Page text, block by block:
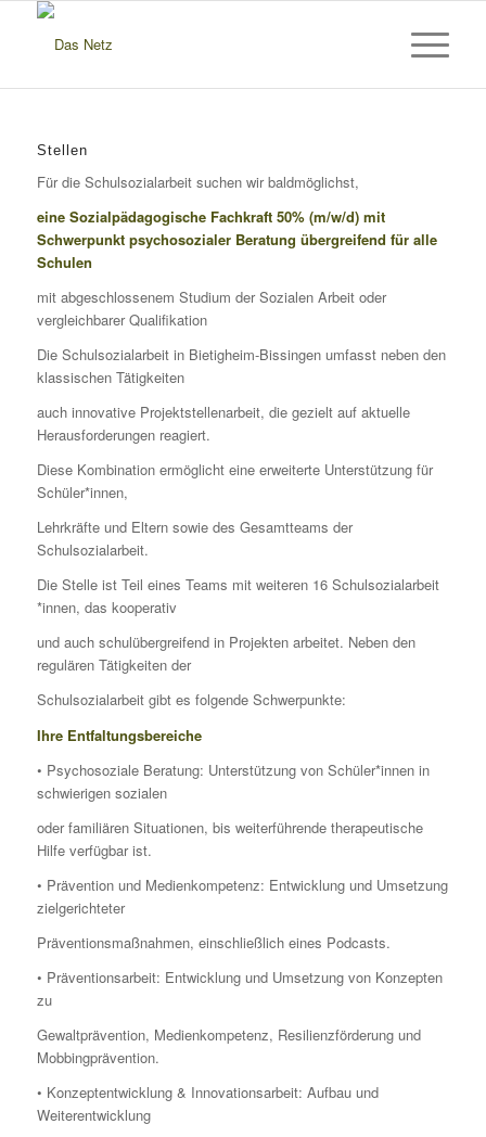
Stellen
Für die Schulsozialarbeit suchen wir baldmöglichst,
eine Sozialpädagogische Fachkraft 50% (m/w/d) mit
Schwerpunkt psychosozialer Beratung übergreifend für alle
Schulen
mit abgeschlossenem Studium der Sozialen Arbeit oder
vergleichbarer Qualifikation
Die Schulsozialarbeit in Bietigheim-Bissingen umfasst neben den
klassischen Tätigkeiten
auch innovative Projektstellenarbeit, die gezielt auf aktuelle
Herausforderungen reagiert.
Diese Kombination ermöglicht eine erweiterte Unterstützung für
Schüler*innen,
Lehrkräfte und Eltern sowie des Gesamtteams der
Schulsozialarbeit.
Die Stelle ist Teil eines Teams mit weiteren 16 Schulsozialarbeit
*innen, das kooperativ
und auch schulübergreifend in Projekten arbeitet. Neben den
regulären Tätigkeiten der
Schulsozialarbeit gibt es folgende Schwerpunkte:
Ihre Entfaltungsbereiche
• Psychosoziale Beratung: Unterstützung von Schüler*innen in
schwierigen sozialen
oder familiären Situationen, bis weiterführende therapeutische
Hilfe verfügbar ist.
• Prävention und Medienkompetenz: Entwicklung und Umsetzung
zielgerichteter
Präventionsmaßnahmen, einschließlich eines Podcasts.
• Präventionsarbeit: Entwicklung und Umsetzung von Konzepten
zu
Gewaltprävention, Medienkompetenz, Resilienzförderung und
Mobbingprävention.
• Konzeptentwicklung & Innovationsarbeit: Aufbau und
Weiterentwicklung